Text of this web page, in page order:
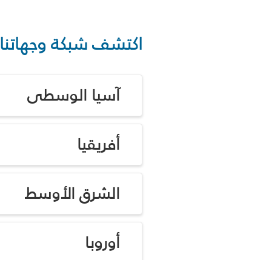
اكتشف شبكة وجهاتنا
آسيا الوسطى
أفريقيا
الشرق الأوسط
أوروبا